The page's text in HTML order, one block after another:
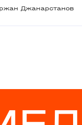
Джанарстанов